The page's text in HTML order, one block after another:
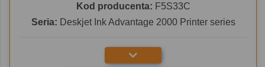
Kod producenta: F5S33C
Seria: Deskjet Ink Advantage 2000 Printer series